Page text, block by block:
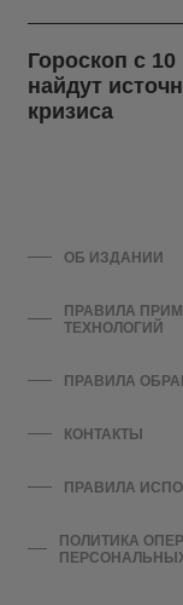
Гороскоп с
найдут
кризиса
ОБ ИЗДАНИИ
ПРАВИЛА
ТЕХНОЛОГИЙ
ПРАВИЛА
КОНТАКТЫ
ПРАВИЛА
ПОЛИТИКА